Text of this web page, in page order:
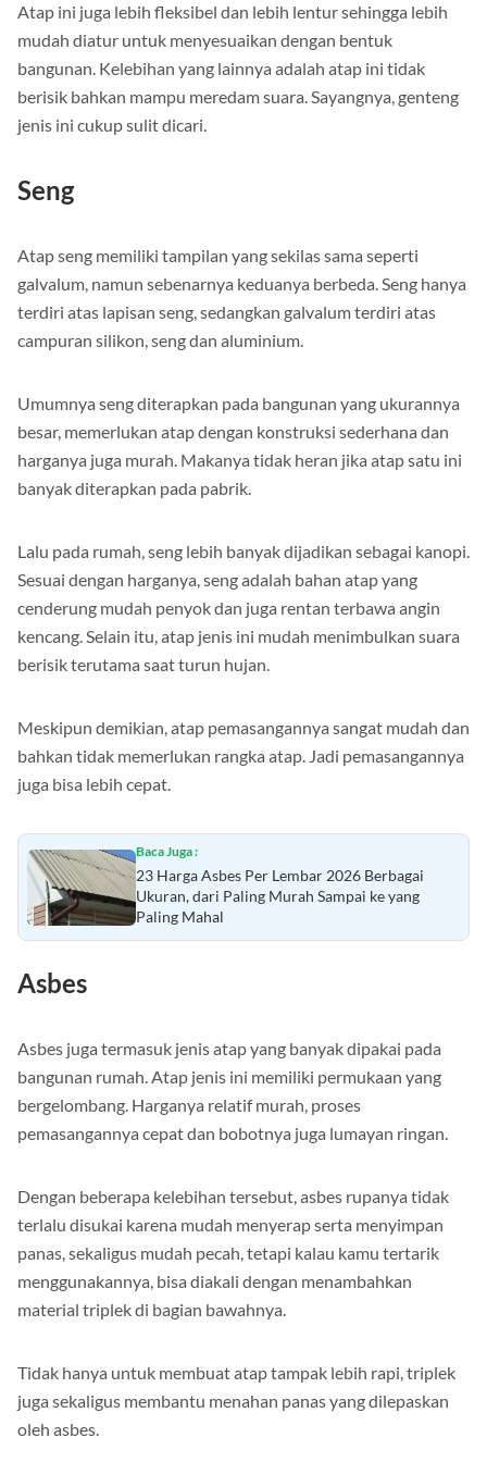
Atap ini juga lebih fleksibel dan lebih lentur sehingga lebih
mudah diatur untuk menyesuaikan dengan bentuk
bangunan. Kelebihan yang lainnya adalah atap ini tidak
berisik bahkan mampu meredam suara. Sayangnya, genteng
jenis ini cukup sulit dicari.
Seng
Atap seng memiliki tampilan yang sekilas sama seperti
galvalum, namun sebenarnya keduanya berbeda. Seng hanya
terdiri atas lapisan seng, sedangkan galvalum terdiri atas
campuran silikon, seng dan aluminium.
Umumnya seng diterapkan pada bangunan yang ukurannya
besar, memerlukan atap dengan konstruksi sederhana dan
harganya juga murah. Makanya tidak heran jika atap satu ini
banyak diterapkan pada pabrik.
Lalu pada rumah, seng lebih banyak dijadikan sebagai kanopi.
Sesuai dengan harganya, seng adalah bahan atap yang
cenderung mudah penyok dan juga rentan terbawa angin
kencang. Selain itu, atap jenis ini mudah menimbulkan suara
berisik terutama saat turun hujan.
Meskipun demikian, atap pemasangannya sangat mudah dan
bahkan tidak memerlukan rangka atap. Jadi pemasangannya
juga bisa lebih cepat.
Baca Juga :
23 Harga Asbes Per Lembar 2026 Berbagai
Ukuran, dari Paling Murah Sampai ke yang
Paling Mahal
Asbes
Asbes juga termasuk jenis atap yang banyak dipakai pada
bangunan rumah. Atap jenis ini memiliki permukaan yang
bergelombang. Harganya relatif murah, proses
pemasangannya cepat dan bobotnya juga lumayan ringan.
Dengan beberapa kelebihan tersebut, asbes rupanya tidak
terlalu disukai karena mudah menyerap serta menyimpan
panas, sekaligus mudah pecah, tetapi kalau kamu tertarik
menggunakannya, bisa diakali dengan menambahkan
material triplek di bagian bawahnya.
Tidak hanya untuk membuat atap tampak lebih rapi, triplek
juga sekaligus membantu menahan panas yang dilepaskan
oleh asbes.